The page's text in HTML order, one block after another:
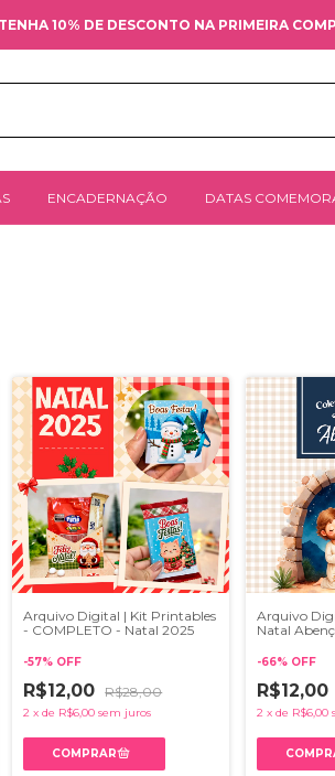
10% DE DESCONTO NA PRIMEIRA
ENCADERNAÇÃO DATAS
Arquivo Digital | Kit Printables
- COMPLETO - Natal 2025
-57% OFF
R$12,00 R$28,00
2 xde R$6,00 sem juros
Arquivo
Natal
-66% OFF
R$12,00
2 x de R$6,00